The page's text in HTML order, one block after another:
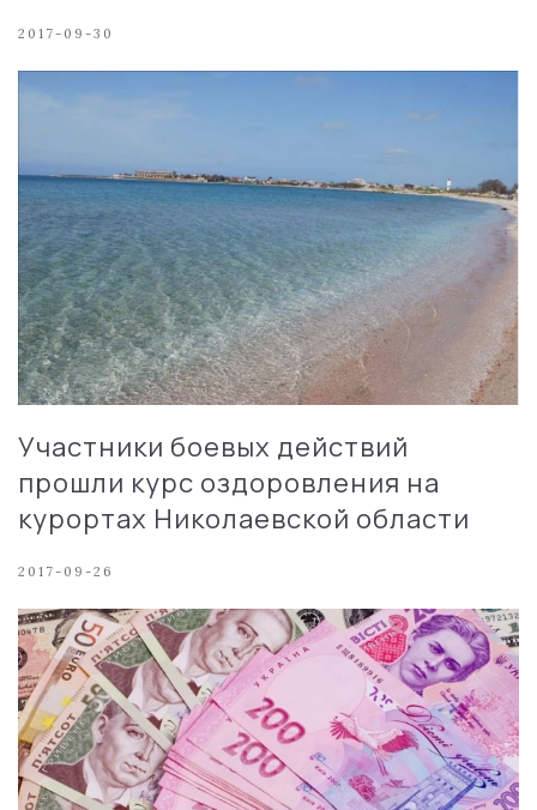
2017-09-30
Участники боевых действий
прошли курс оздоровления на
курортах Николаевской области
2017-09-26